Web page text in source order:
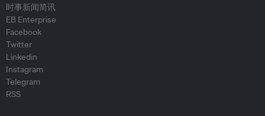
时事新闻简讯
EB Enterprise
Facebook
Twitter
Linkedin
Instagram
Telegram
RSS